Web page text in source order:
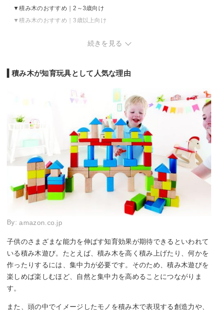
積み木のおすすめ｜2～3歳向け
積み木のおすすめ｜3歳以上向け
続きを見る
積み木が知育玩具として人気な理由
By:amazon.co.jp
子供のさまざまな能力を伸ばす知育効果が期待できるといわれて
いる積み木遊び。たとえば、積み木を高く積み上げたり、何かを
作ったりするには、集中力が必要です。そのため、積み木遊びを
楽しめば楽しむほど、自然と集中力を高めることにつながりま
す。
また、頭の中でイメージしたモノを積み木で表現する創造力や、